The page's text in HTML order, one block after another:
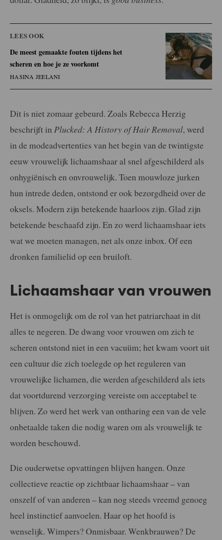
LEES OOK
De meest gemaakte fouten tijdens het
scheren en hoe je ze voorkomt
HASINA JEELANI
Dit is niet zomaar gebeurd. Zoals Rebecca Herzig
beschrijft in Plucked: A History of Hair Removal, werd
in de modeadvertenties van het begin van de twintigste
eeuw vrouwelijk lichaamshaar al snel afgeschilderd als
onhygiënisch en onvrouwelijk. Toen mouwloze jurken
hun intrede deden, ontstond er ook bezorgdheid over de
oksels. Modern zijn betekende haarloos zijn. Glad zijn
betekende beschaafd zijn. En zo werd lichaamshaar iets
wat we moeten managen, net als onze inbox. Of een
dronken familielid op een bruiloft.
Lichaamshaar van vrouwen
Het is onmogelijk om de rol van het patriarchaat in dit
alles te negeren. De dwang voor vrouwen om zich te
scheren ontstond niet in een vacuüm; het kwam voort uit
een cultuur die zich toelegde op het reguleren van
vrouwelijke lichamen, die werden afgeschilderd als iets
dat voortdurend verzorging vereiste om acceptabel te
blijven. Zo werd het werk van ontharing een van de vele
onbetaalde taken die nodig waren om als vrouwelijk te
worden beschouwd.
Die ouderwetse opvattingen blijven hangen. Onze
collectieve reactie op zichtbaar lichaamshaar – van
onszelf of van anderen – kan nog steeds vreemd genoeg
heel instinctief aanvoelen. Haar op het hoofd is
wenselijk. Wimpers? Onmisbaar. Wenkbrauwen? De